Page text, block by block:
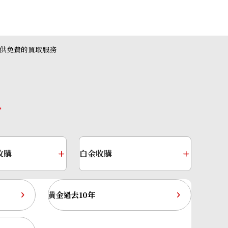
免費的買取服務
黃金過去10年
購 白金收購